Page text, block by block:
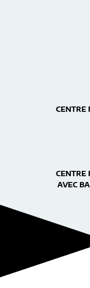
CENTRE
CENTRE
AVEC